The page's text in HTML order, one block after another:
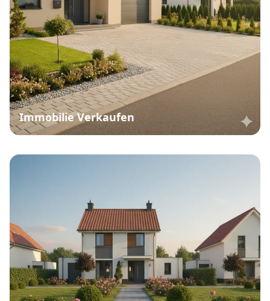
Immobilie Verkaufen